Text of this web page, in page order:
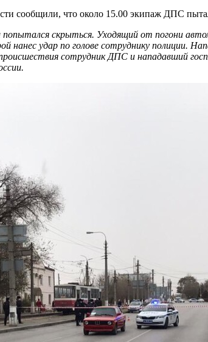
сообщили, что около 15.00 экипаж ДПС
скрыться. Уходящий от погони
удар по голове сотруднику полиции.
сотрудник ДПС и нападавший